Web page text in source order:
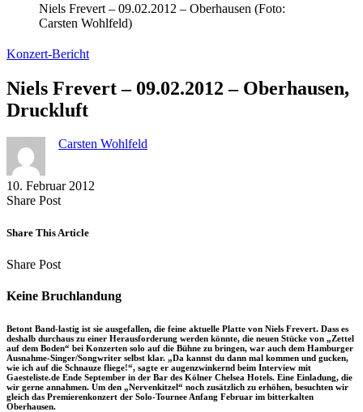
Niels Frevert – 09.02.2012 – Oberhausen (Foto:
Carsten Wohlfeld)
Konzert-Bericht
Niels Frevert – 09.02.2012 – Oberhausen,
Druckluft
Carsten Wohlfeld
10. Februar 2012
Share PostShare
Facebook
Copy
to
Send
via
Share This Article
Share PostShare
Facebook
Copy
to
Send
via
Keine Bruchlandung
Betont Band-lastig ist sie ausgefallen, die feine aktuelle Platte von Niels Frevert. Dass es
deshalb durchaus zu einer Herausforderung werden könnte, die neuen Stücke von „Zettel
auf dem Boden“ bei Konzerten solo auf die Bühne zu bringen, war auch dem Hamburger
Ausnahme-Singer/Songwriter selbst klar. „Da kannst du dann mal kommen und gucken,
wie ich auf die Schnauze fliege!“, sagte er augenzwinkernd beim Interview mit
Gaesteliste.de Ende September in der Bar des Kölner Chelsea Hotels. Eine Einladung, die
wir gerne annahmen. Um den „Nervenkitzel“ noch zusätzlich zu erhöhen, besuchten wir
gleich das Premierenkonzert der Solo-Tournee Anfang Februar im bitterkalten
Oberhausen.